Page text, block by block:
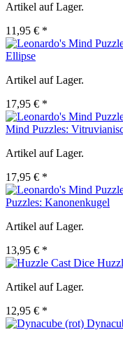
Artikel auf Lager.
11,95 € *
Ellipse
Artikel auf Lager.
17,95 € *
Mind Puzzles:
Artikel auf Lager.
17,95 € *
Puzzles: Kanonenkugel
Artikel auf Lager.
13,95 € *
Artikel auf Lager.
12,95 € *